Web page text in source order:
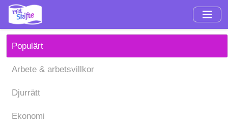
Hoppa
huvudinnehåll
Populärt
Arbete & arbetsvillkor
Djurrätt
Ekonomi